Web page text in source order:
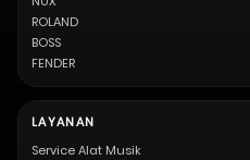
ROLAND
BOSS
FENDER
LAYANAN
Service Alat Musik